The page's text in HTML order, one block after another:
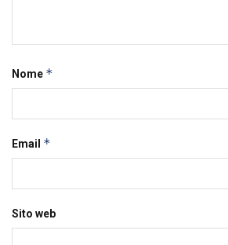
Nome *
Email *
Sito web